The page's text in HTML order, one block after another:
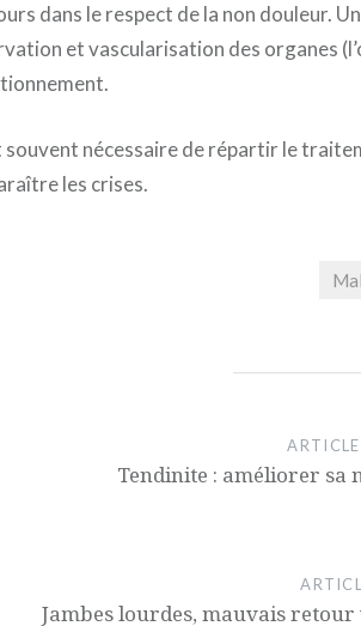
dans le respect de la non douleur.
et vascularisation des organes
souvent nécessaire de répartir le
les crises.
Tendinite : améliorer sa
Jambes lourdes, mauvais